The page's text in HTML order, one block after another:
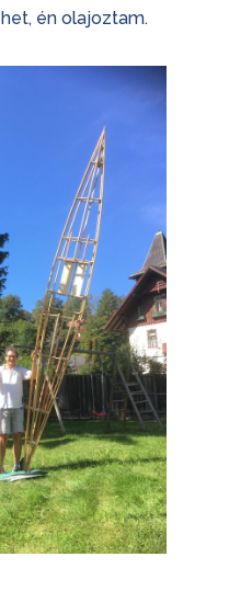
én olajoztam.